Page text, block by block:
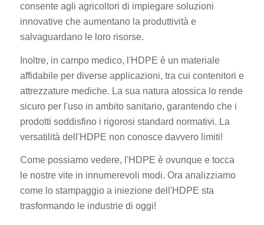
consente agli agricoltori di impiegare soluzioni
innovative che aumentano la produttività e
salvaguardano le loro risorse.
Inoltre, in campo medico, l'HDPE è un materiale
affidabile per diverse applicazioni, tra cui contenitori e
attrezzature mediche. La sua natura atossica lo rende
sicuro per l'uso in ambito sanitario, garantendo che i
prodotti soddisfino i rigorosi standard normativi. La
versatilità dell'HDPE non conosce davvero limiti!
Come possiamo vedere, l'HDPE è ovunque e tocca
le nostre vite in innumerevoli modi. Ora analizziamo
come lo stampaggio a iniezione dell'HDPE sta
trasformando le industrie di oggi!